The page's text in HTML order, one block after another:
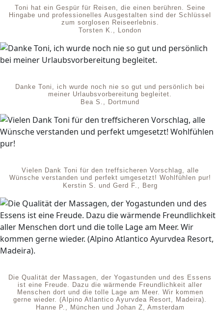
Toni hat ein Gespür für Reisen, die einen berühren. Seine
Hingabe und professionelles Ausgestalten sind der Schlüssel
zum sorglosen Reiseerlebnis.
Torsten K., London
Danke Toni, ich wurde noch nie so gut und persönlich bei
meiner Urlaubsvorbereitung begleitet.
Bea S., Dortmund
Vielen Dank Toni für den treffsicheren Vorschlag, alle
Wünsche verstanden und perfekt umgesetzt! Wohlfühlen pur!
Kerstin S. und Gerd F., Berg
Die Qualität der Massagen, der Yogastunden und des Essens
ist eine Freude. Dazu die wärmende Freundlichkeit aller
Menschen dort und die tolle Lage am Meer. Wir kommen
gerne wieder. (Alpino Atlantico Ayurvdea Resort, Madeira).
Hanne P., München und Johan Z, Amsterdam